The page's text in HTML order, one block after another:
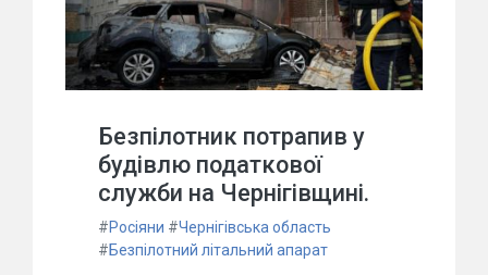
Безпілотник потрапив у
будівлю податкової
служби на Чернігівщині.
#Росіяни #Чернігівська область
#Безпілотний літальний апарат